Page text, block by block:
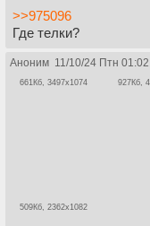
>>975096
Где телки?
Аноним 11/10/24 Птн
661Кб, 3497x1074 927Кб,
509Кб, 2362x1082